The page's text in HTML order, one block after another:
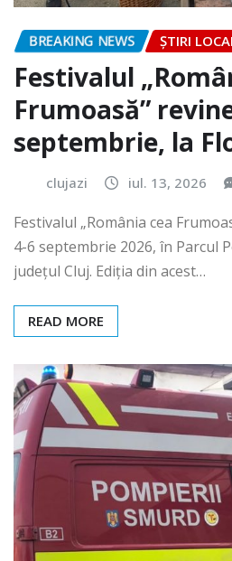
BREAKING NEWS ȘTIRI
Festivalul
Frumoasă”
septembrie, la
clujazi iul. 13, 2026
Festivalul „România cea
4-6 septembrie 2026, în Parcul
județul Cluj. Ediția din acest…
READ MORE